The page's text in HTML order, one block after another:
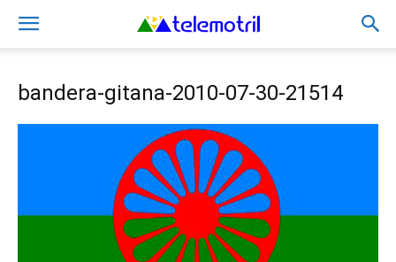
bandera-gitana-2010-07-30-21514